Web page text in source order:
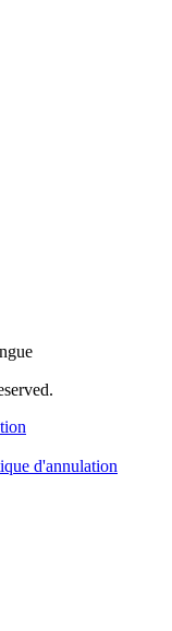
d'annulation